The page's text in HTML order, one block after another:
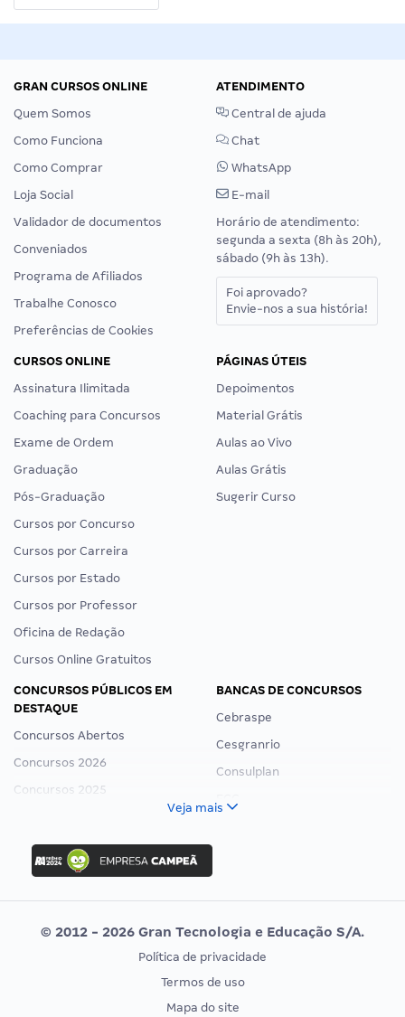
GRAN CURSOS ONLINE
Quem Somos
Como Funciona
Como Comprar
Loja Social
Validador de documentos
Conveniados
Programa de Afiliados
Trabalhe Conosco
Preferências de Cookies
ATENDIMENTO
Central de ajuda
Chat
WhatsApp
E-mail
Horário de atendimento:
segunda a sexta (8h às 20h),
sábado (9h às 13h).
Foi aprovado?
Envie-nos a sua história!
CURSOS ONLINE
Assinatura Ilimitada
Coaching para Concursos
Exame de Ordem
Graduação
Pós-Graduação
Cursos por Concurso
Cursos por Carreira
Cursos por Estado
Cursos por Professor
Oficina de Redação
Cursos Online Gratuitos
PÁGINAS ÚTEIS
Depoimentos
Material Grátis
Aulas ao Vivo
Aulas Grátis
Sugerir Curso
CONCURSOS PÚBLICOS EM
DESTAQUE
Concursos Abertos
Concursos 2026
Concursos 2025
Concurso Nacional Unificado
Concurso Ibama
Concurso MPU
Editais publicados
BANCAS DE CONCURSOS
Cebraspe
Cesgranrio
Consulplan
Vunesp
CONCURSOS POR PROFISSÃO
EXAME DE ORDEM
Veja mais
© 2012 - 2026 Gran Tecnologia e Educação S/A.
Política de privacidade
Termos de uso
Mapa do site